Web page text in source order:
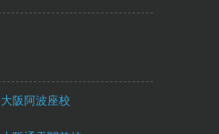
大阪阿波座校